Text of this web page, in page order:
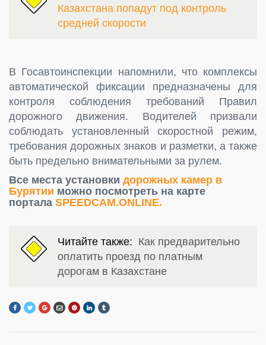
Казахстана попадут под контроль
средней скорости
В Госавтоинспекции напомнили, что комплексы
автоматической фиксации предназначены для
контроля соблюдения требований Правил
дорожного движения. Водителей призвали
соблюдать установленный скоростной режим,
требования дорожных знаков и разметки, а также
быть предельно внимательными за рулем.
Все места установки дорожных камер в
Бурятии можно посмотреть на карте
портала SPEEDCAM.ONLINE.
Читайте также: Как предварительно
оплатить проезд по платным
дорогам в Казахстане